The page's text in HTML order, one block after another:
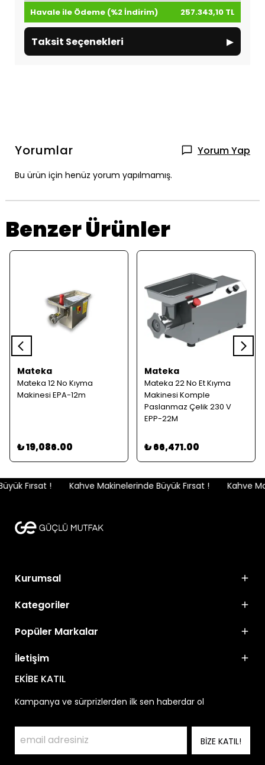
Havale ile Ödeme (%2 İndirim)
257.343,10 TL
Taksit Seçenekleri ▸
Yorumlar Yorum Yap
Bu ürün için henüz yorum yapılmamış.
Benzer Ürünler
Mateka
Mateka 12 No Kıyma
Makinesi EPA-12m
₺ 19,086.00
Mateka
Mateka 22 No Et Kıyma
Makinesi Komple
Paslanmaz Çelik 230 V
EPP-22M
₺ 66,471.00
Fırsat ! Kahve Makinelerinde Büyük Fırsat ! Kahve
Kurumsal
Kategoriler
Popüler Markalar
İletişim
EKİBE KATIL
Kampanya ve sürprizlerden ilk sen haberdar ol
BİZE KATIL!